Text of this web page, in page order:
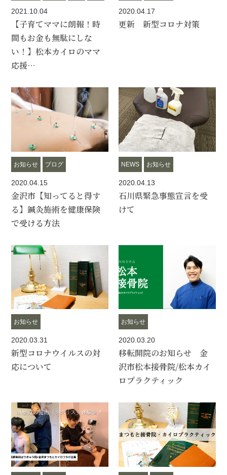
2021.10.04
【子育てママに朗報！時
間もお金も無駄にしな
い！】松本カイロのママ
応援…
2020.04.17
更新 新型コロナ対策
お知らせ ブログ
2020.04.15
金沢市【知ってると得す
る】鍼灸施術を健康保険
で受ける方法
NEWS お知らせ
2020.04.13
石川県緊急事態宣言を受
けて
お知らせ
2020.03.31
新型コロナウイルスの対
応について
お知らせ
2020.03.20
移転開院のお知らせ 金
沢市松本接骨院/松本カイ
ロプラクティック